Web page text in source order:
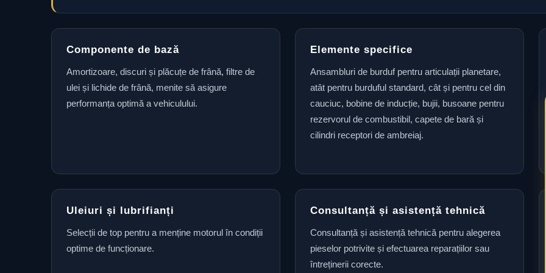
Componente de bază
Amortizoare, discuri și plăcuțe de frână, filtre de
ulei și lichide de frână, menite să asigure
performanța optimă a vehiculului.
Elemente specifice
Ansambluri de burduf pentru articulații planetare,
atât pentru burduful standard, cât și pentru cel din
cauciuc, bobine de inducție, bujii, busoane pentru
rezervorul de combustibil, capete de bară și
cilindri receptori de ambreiaj.
Uleiuri și lubrifianți
Selecții de top pentru a menține motorul în condiții
optime de funcționare.
Consultanță și asistență tehnică
Consultanță și asistență tehnică pentru alegerea
pieselor potrivite și efectuarea reparațiilor sau
întreținerii corecte.